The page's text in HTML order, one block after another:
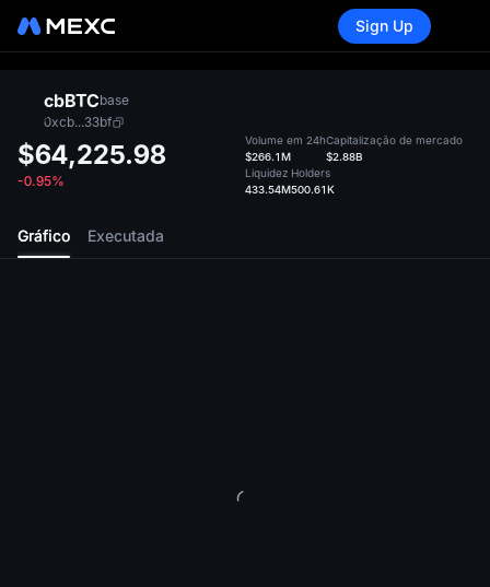
Sign Up
cbBTCbase
0xcb...33bf
$64,225.98
-0.95%
Volume em 24h
$266.1M
Capitalização de mercado
$2.88B
Liquidez
433.54M
Holders
500.61K
Gráfico Executada